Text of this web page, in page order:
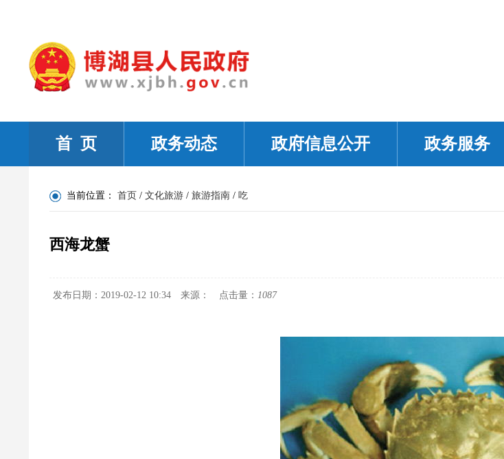
首 页 政务动态 政府信息公开 政务服务
当前位置： 首页 / 文化旅游 / 旅游指南 / 吃
西海龙蟹
发布日期：2019-02-12 10:34 来源： 点击量： 1087